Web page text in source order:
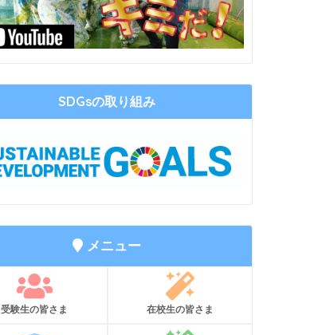
SDGsの取り組み
メニュー
受験生の皆さま 在校生の皆さま